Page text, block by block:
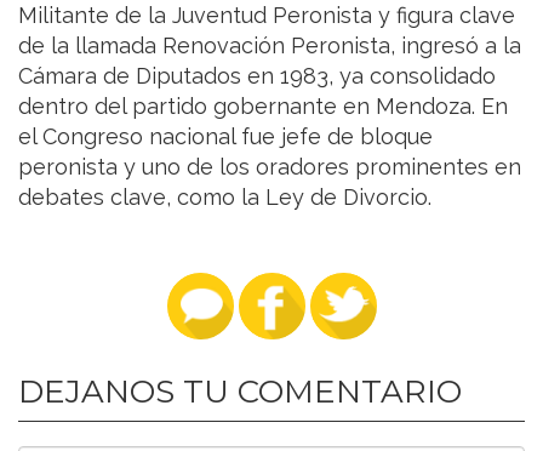
Militante de la Juventud Peronista y figura clave
de la llamada Renovación Peronista, ingresó a la
Cámara de Diputados en 1983, ya consolidado
dentro del partido gobernante en Mendoza. En
el Congreso nacional fue jefe de bloque
peronista y uno de los oradores prominentes en
debates clave, como la Ley de Divorcio.
DEJANOS TU COMENTARIO